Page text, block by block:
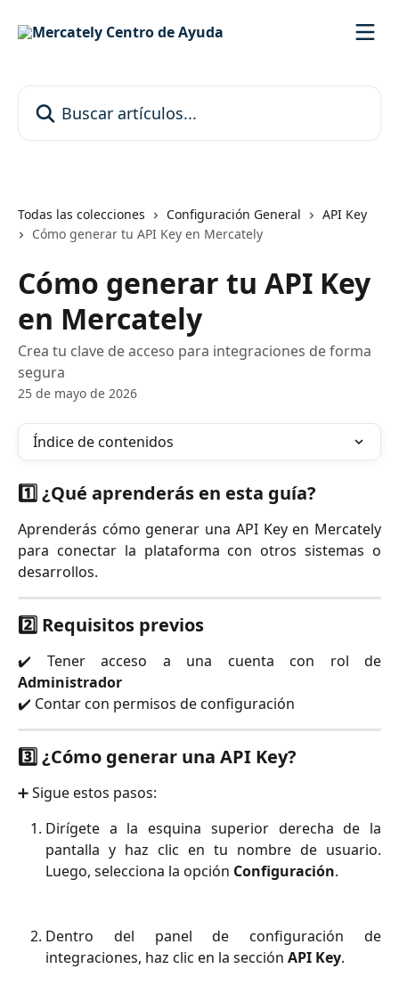
Todas las colecciones Configuración General
API Key
Cómo generar tu API Key en Mercately
Cómo generar tu API Key
en Mercately
Crea tu clave de acceso para integraciones de forma
segura
25 de mayo de 2026
Índice de contenidos
1️⃣ ¿Qué aprenderás en esta guía?
Aprenderás cómo generar una API Key en Mercately
para conectar la plataforma con otros sistemas o
desarrollos.
2️⃣ Requisitos previos
✔️ Tener acceso a una cuenta con rol de
Administrador
✔️ Contar con permisos de configuración
3️⃣ ¿Cómo generar una API Key?
➕ Sigue estos pasos:
Dirígete a la esquina superior derecha de la
pantalla y haz clic en tu nombre de usuario.
Luego, selecciona la opción Configuración.
Dentro del panel de configuración de
integraciones, haz clic en la sección API Key.